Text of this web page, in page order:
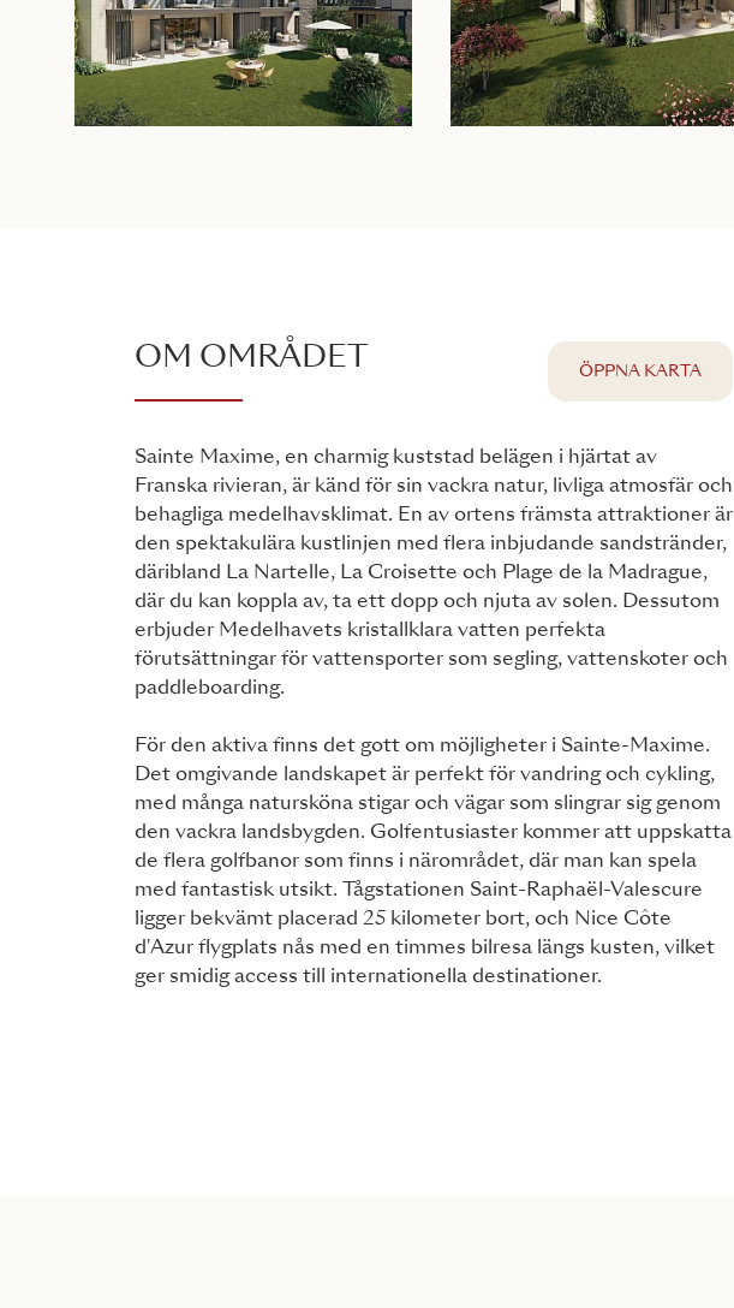
OM OMRÅDET
Sainte Maxime, en charmig kuststad belägen i hjärtat av
Franska rivieran, är känd för sin vackra natur, livliga atmosfär och
behagliga medelhavsklimat. En av ortens främsta attraktioner är
den spektakulära kustlinjen med flera inbjudande sandstränder,
däribland La Nartelle, La Croisette och Plage de la Madrague,
där du kan koppla av, ta ett dopp och njuta av solen. Dessutom
erbjuder Medelhavets kristallklara vatten perfekta
förutsättningar för vattensporter som segling, vattenskoter och
paddleboarding.
För den aktiva finns det gott om möjligheter i Sainte-Maxime.
Det omgivande landskapet är perfekt för vandring och cykling,
med många natursköna stigar och vägar som slingrar sig genom
den vackra landsbygden. Golfentusiaster kommer att uppskatta
de flera golfbanor som finns i närområdet, där man kan spela
med fantastisk utsikt. Tågstationen Saint-Raphaël-Valescure
ligger bekvämt placerad 25 kilometer bort, och Nice Côte
d'Azur flygplats nås med en timmes bilresa längs kusten, vilket
ger smidig access till internationella destinationer.
ÖPPNA KARTA